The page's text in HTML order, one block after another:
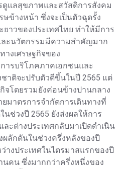
ดูแลสุขภาพและสวัสดิการสังคม
ข้างหน้า ซึ่งจะเป็นตัวฉุดรั้ง
ยาวของประเทศไทย ทำให้มีการ
ะนวัตกรรมมีความสำคัญมาก
งเศรษฐกิจของ
ารบริโภคภาคเอกชนและ
าติจะปรับตัวดีขึ้นในปี 2565 แต่
จโดยรวมยังค่อนข้างปานกลาง
ยมาตรการจำกัดการเดินทางที่
นช่วงปี 2565 ยังส่งผลให้การ
ละต่างประเทศกลับมาเปิดดำเนิน
ผลักดันในช่วงครึ่งหลังของปี
างประเทศในไตรมาสแรกของปี
นคน ซึ่งมากกว่าครึ่งหนึ่งของ